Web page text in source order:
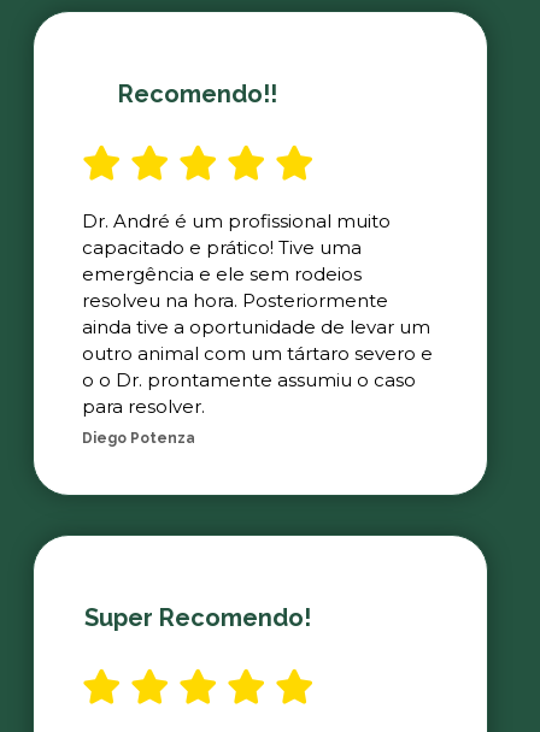
Recomendo!!
Dr. André é um profissional muito
capacitado e prático! Tive uma
emergência e ele sem rodeios
resolveu na hora. Posteriormente
ainda tive a oportunidade de levar um
outro animal com um tártaro severo e
o o Dr. prontamente assumiu o caso
para resolver.
Diego Potenza
Super Recomendo!